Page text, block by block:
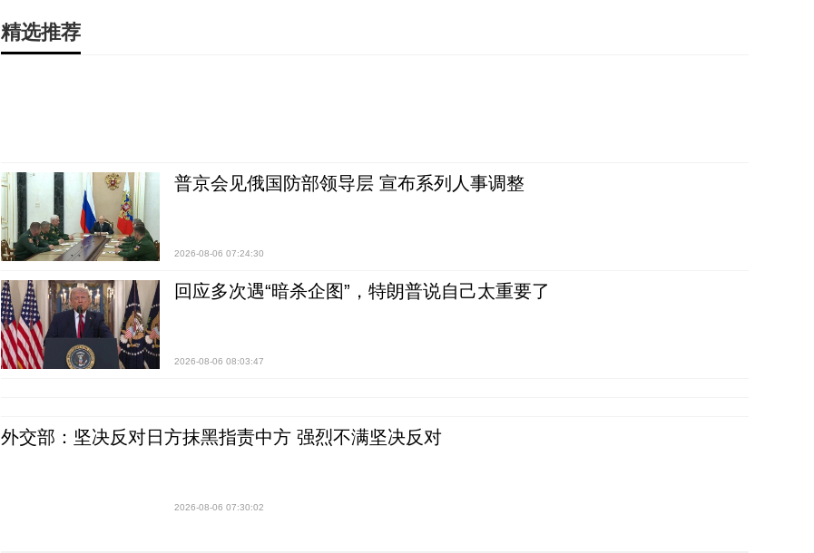
精选推荐
普京会见俄国防部领导层 宣布系列人事调整
2026-08-06 07:24:30
回应多次遇“暗杀企图”，特朗普说自己太重要了
2026-08-06 08:03:47
外交部：坚决反对日方抹黑指责中方 强烈不满坚决反对
2026-08-06 07:30:02